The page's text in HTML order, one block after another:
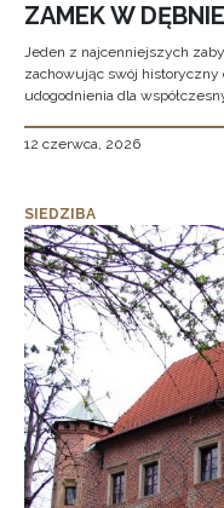
ZAMEK W
Jeden z najcenniejszych
zachowując swój historyczny
udogodnienia dla
12 czerwca, 2026
SIEDZIBA